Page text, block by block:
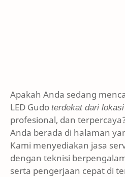
Apakah Anda sedang
LED Gudoterdekat dari
profesional, dan
Anda berada di halaman
Kami menyediakan jasa
dengan teknisi
serta pengerjaan cepat di